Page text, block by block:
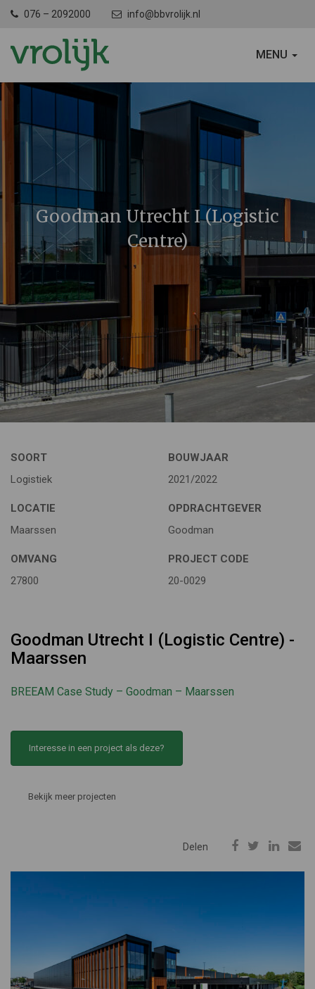
076 – 2092000 info@bbvrolijk.nl
SCHAKEL
MENU
Goodman Utrecht I (Logistic
Centre)
SOORT
Logistiek
BOUWJAAR
2021/2022
LOCATIE
Maarssen
OPDRACHTGEVER
Goodman
OMVANG
27800
PROJECT CODE
20-0029
Goodman Utrecht I (Logistic Centre) -
Maarssen
BREEAM Case Study – Goodman – Maarssen
Interesse in een project als deze?
Bekijk meer projecten
Delen